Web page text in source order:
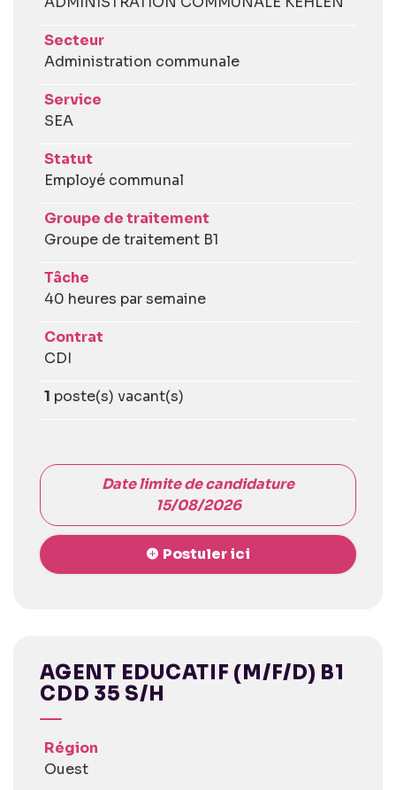
Secteur
Administration communale
Service
SEA
Statut
Employé communal
Groupe de traitement
Groupe de traitement B1
Tâche
40 heures par semaine
Contrat
CDI
1 poste(s) vacant(s)
Date limite de candidature
15/08/2026
Postuler ici
AGENT EDUCATIF (M/F/D) B1
CDD 35 S/H
Région
Ouest